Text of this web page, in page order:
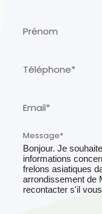
Prénom
Téléphone*
Email*
Message*